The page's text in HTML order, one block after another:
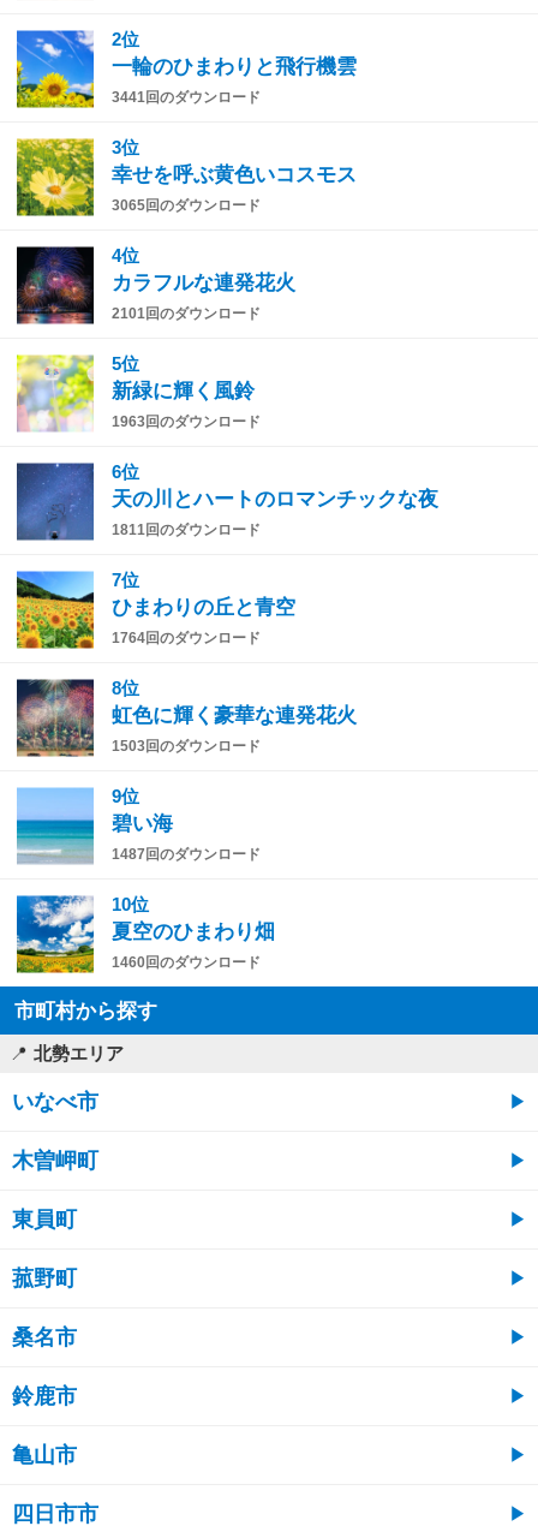
2位
一輪のひまわりと飛行機雲
3441回のダウンロード
3位
幸せを呼ぶ黄色いコスモス
3065回のダウンロード
4位
カラフルな連発花火
2101回のダウンロード
5位
新緑に輝く風鈴
1963回のダウンロード
6位
天の川とハートのロマンチックな夜
1811回のダウンロード
7位
ひまわりの丘と青空
1764回のダウンロード
8位
虹色に輝く豪華な連発花火
1503回のダウンロード
9位
碧い海
1487回のダウンロード
10位
夏空のひまわり畑
1460回のダウンロード
市町村から探す
北勢エリア
いなべ市
木曽岬町
東員町
菰野町
桑名市
鈴鹿市
亀山市
四日市市